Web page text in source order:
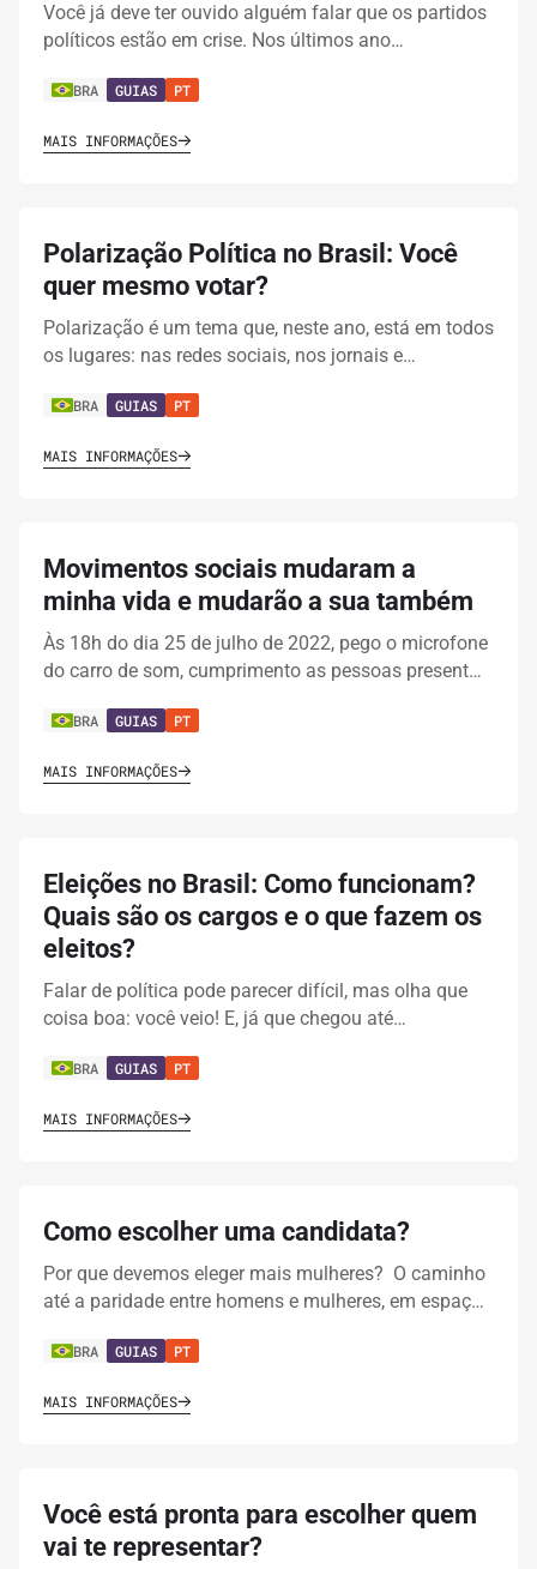
Você já deve ter ouvido alguém falar que os partidos
políticos estão em crise. Nos últimos ano…
BRA GUIAS PT
MAIS INFORMAÇÕES
Polarização Política no Brasil: Você
quer mesmo votar?
Polarização é um tema que, neste ano, está em todos
os lugares: nas redes sociais, nos jornais e…
BRA GUIAS PT
MAIS INFORMAÇÕES
Movimentos sociais mudaram a
minha vida e mudarão a sua também
Às 18h do dia 25 de julho de 2022, pego o microfone
do carro de som, cumprimento as pessoas present…
BRA GUIAS PT
MAIS INFORMAÇÕES
Eleições no Brasil: Como funcionam?
Quais são os cargos e o que fazem os
eleitos?
Falar de política pode parecer difícil, mas olha que
coisa boa: você veio! E, já que chegou até…
BRA GUIAS PT
MAIS INFORMAÇÕES
Como escolher uma candidata?
Por que devemos eleger mais mulheres? O caminho
até a paridade entre homens e mulheres, em espaç…
BRA GUIAS PT
MAIS INFORMAÇÕES
Você está pronta para escolher quem
vai te representar?